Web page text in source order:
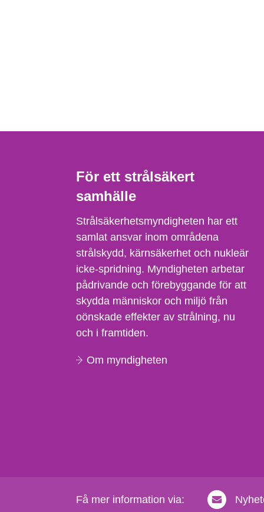
För ett strålsäkert
samhälle
Strålsäkerhetsmyndigheten har ett
samlat ansvar inom områdena
strålskydd, kärnsäkerhet och nukleär
icke-spridning. Myndigheten arbetar
pådrivande och förebyggande för att
skydda människor och miljö från
oönskade effekter av strålning, nu
och i framtiden.
Om myndigheten
Få mer information via: